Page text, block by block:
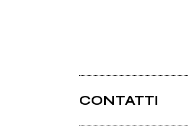
CONTATTI